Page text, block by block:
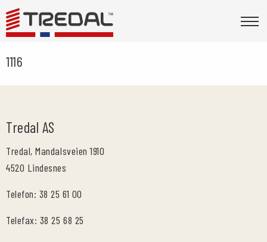
1116
Tredal AS
Tredal, Mandalsveien 1910
4520 Lindesnes
Telefon: 38 25 61 00
Telefax: 38 25 68 25